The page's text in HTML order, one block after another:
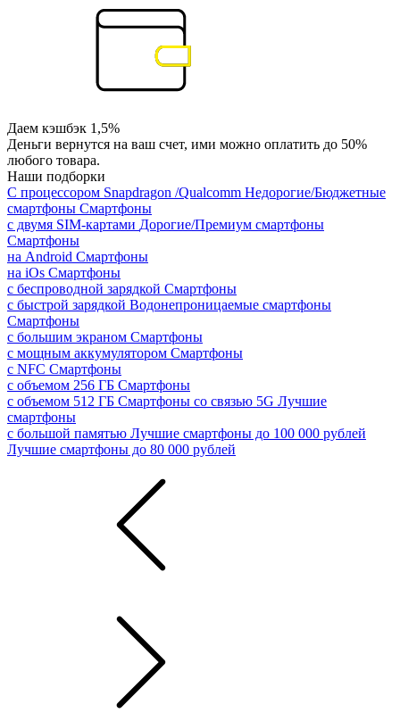
Даем кэшбэк 1,5%
Деньги вернутся на ваш счет, ими можно оплатить до 50%
любого товара.
Наши подборки
С процессором Snapdragon /Qualcomm Недорогие/Бюджетные
смартфоны Смартфоны
с двумя SIM-картами Дорогие/Премиум смартфоны
Смартфоны
на Android Смартфоны
на iOs Смартфоны
с беспроводной зарядкой Смартфоны
с быстрой зарядкой Водонепроницаемые смартфоны
Смартфоны
с большим экраном Смартфоны
с мощным аккумулятором Смартфоны
с NFC Смартфоны
с объемом 256 ГБ Смартфоны
с объемом 512 ГБ Смартфоны со связью 5G Лучшие
смартфоны
с большой памятью Лучшие смартфоны до 100 000 рублей
Лучшие смартфоны до 80 000 рублей